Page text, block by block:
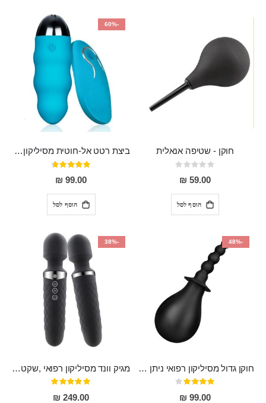
חוקן - שטיפה אנאלית
Rating:
0%
59.00 ₪
הוסף לסל
-60%
ביצת רטט אל-חוטית מסיליקון רפואי בגודל של 8 ס"מ ורוחב 3 ס"מ בעלת 20 מהירויות שונות "ENKI"
דירוג:
93%
99.00 ₪
הוסף לסל
-48%
חוקן גדול מסיליקון רפואי ניתן לשימוש גם כפלאג וגם כחרוזים אנאלים
דירוג:
80%
99.00 ₪
-38%
מגיק וונד מסיליקון רפואי ,שקט במיוחד, נטען בעל 10 מהירויות שונות "Erna"
דירוג:
100%
249.00 ₪